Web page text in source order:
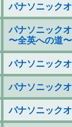
パナソニック
パナソニック
〜全英への道
パナソニック
パナソニック
パナソニック